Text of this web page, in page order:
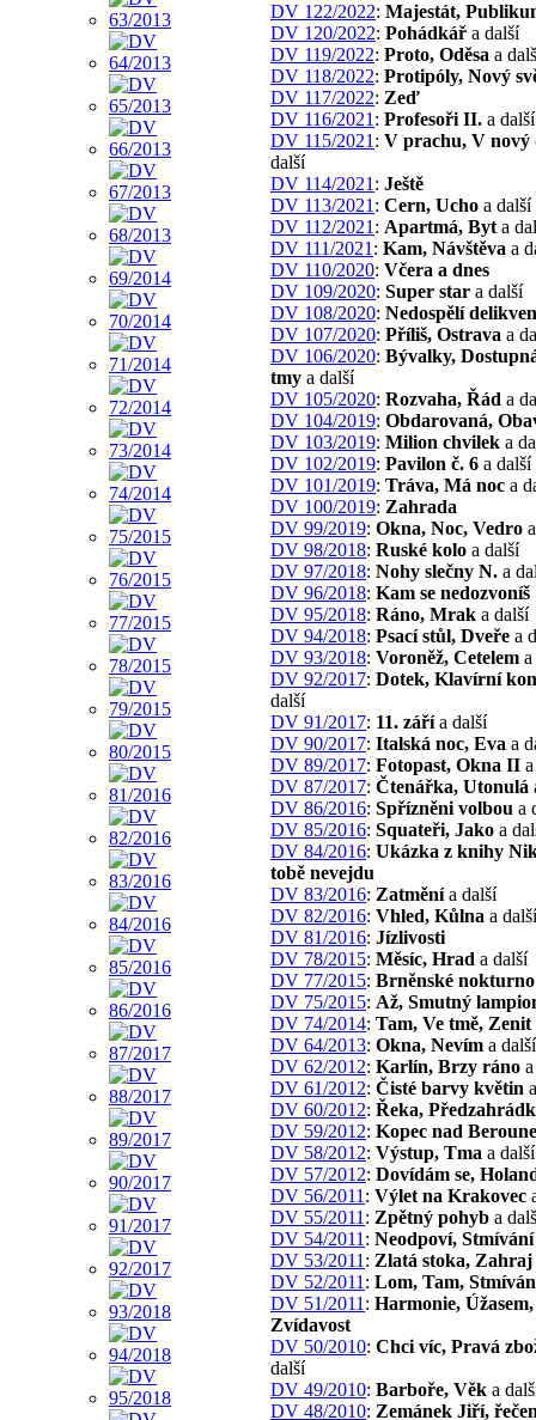
DV 122/2022: Majestát,
DV 120/2022: Pohádkář a další
DV 119/2022: Proto, Oděsa a
DV 118/2022: Protipóly, Nový
DV 117/2022: Zeď
DV 116/2021 : Profesoři II. a další
DV 115/2021 : V prachu, V nový
další
DV 114/2021 : Ještě
DV 113/2021 : Cern, Ucho a další
DV 112/2021 : Apartmá, Byt a
DV 111/2021 : Kam, Návštěva a
DV 110/2020: Včera a dnes
DV 109/2020: Super star a další
DV 108/2020: Nedospělí
DV 107/2020: Příliš, Ostrava a
DV 106/2020: Bývalky,
tmy a další
DV 105/2020: Rozvaha, Řád a
DV 104/2019: Obdarovaná,
DV 103/2019: Milion chvilek a
DV 102/2019: Pavilon č. 6 a další
DV 101/2019: Tráva, Má noc a
DV 100/2019: Zahrada
DV 99/2019: Okna, Noc, Vedro
DV 98/2018: Ruské kolo a další
DV 97/2018: Nohy slečny N. a
DV 96/2018: Kam se nedozvoníš
DV 95/2018: Ráno, Mrak a další
DV 94/2018: Psací stůl, Dveře a
DV 93/2018: Voroněž, Cetelem
DV 92/2017: Dotek, Klavírní
další
DV 91/2017: 11. zářía další
DV 90/2017: Italská noc, Eva a
DV 89/2017: Fotopast, Okna II
DV 87/2017: Čtenářka, Utonulá
DV 86/2016: Spřízněni volbou a
DV 85/2016: Squateři, Jako a
DV 84/2016: Ukázka z knihy
tobě nevejdu
DV 83/2016: Zatměnía další
DV 82/2016: Vhled, Kůlna a další
DV 81/2016: Jízlivosti
DV 78/2015: Měsíc, Hrad a další
DV 77/2015: Brněnské nokturno
DV 75/2015: Až, Smutný
DV 74/2014: Tam, Ve tmě, Zenit
DV 64/2013: Okna, Nevím a další
DV 62/2012: Karlín, Brzy ráno
DV 61/2012: Čisté barvy květin
DV 60/2012: Řeka,
DV 59/2012: Kopec nad
DV 58/2012: Výstup, Tma a další
DV 57/2012: Dovídám se,
DV 56/2011 : Výlet na Krakovec
DV 55/2011 : Zpětný pohyb a
DV 54/2011 : Neodpoví,
DV 53/2011 : Zlatá stoka, Zahraj
DV 52/2011 : Lom, Tam,
DV 51/2011 : Harmonie, Úžasem,
Zvídavost
DV 50/2010: Chci víc, Pravá
další
DV 49/2010: Barboře, Věk a
DV 48/2010: Zemánek Jiří,